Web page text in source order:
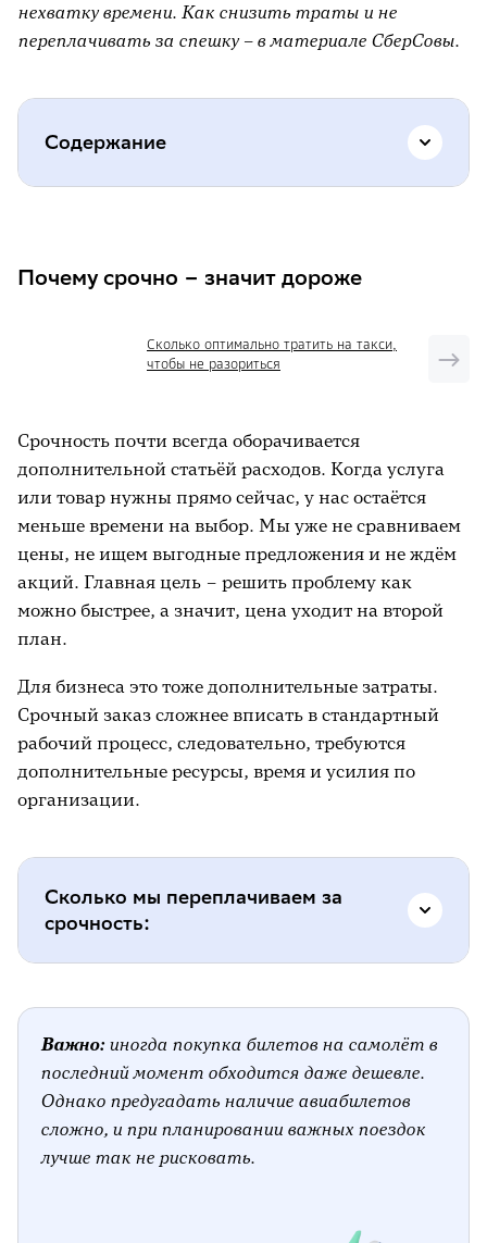
нехватку времени. Как снизить траты и не
переплачивать за спешку – в материале СберСовы.
Содержание
перегрузить свои планы
Как отделить срочные покупки от
импульсивных
избежать
Что ещё почитать на тему
Почему срочно – значит дороже
Сколько оптимально тратить на такси,
чтобы не разориться
Срочность почти всегда оборачивается
дополнительной статьёй расходов. Когда услуга
или товар нужны прямо сейчас, у нас остаётся
меньше времени на выбор. Мы уже не сравниваем
цены, не ищем выгодные предложения и не ждём
акций. Главная цель – решить проблему как
можно быстрее, а значит, цена уходит на второй
план.
Для бизнеса это тоже дополнительные затраты.
Срочный заказ сложнее вписать в стандартный
рабочий процесс, следовательно, требуются
дополнительные ресурсы, время и усилия по
организации.
Сколько мы переплачиваем за
срочность:
доставка – 200-700 рублей за быструю
бытовые услуги (ремонт, клининг) – в 2-3
раза выше в зависимости от стоимости
работ и тарифа выходных и
праздничных дней;
30% дороже, также есть риск, что не
Важно:иногда покупка билетов на самолёт в
последний момент обходится даже дешевле.
Однако предугадать наличие авиабилетов
сложно, и при планировании важных поездок
лучше так не рисковать.